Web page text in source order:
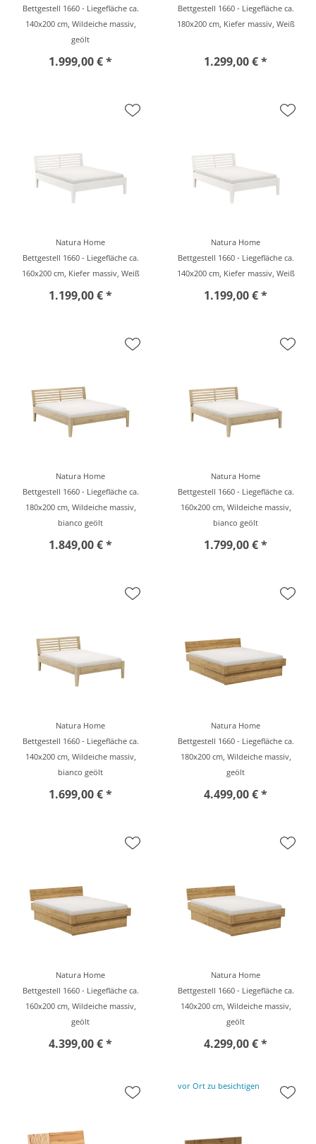
Bettgestell 1660 - Liegefläche ca.
140x200 cm, Wildeiche massiv,
geölt
1.999,00 € *
Bettgestell 1660 - Liegefläche ca.
180x200 cm, Kiefer massiv, Weiß
1.299,00 € *
Natura Home
Bettgestell 1660 - Liegefläche ca.
160x200 cm, Kiefer massiv, Weiß
1.199,00 € *
Natura Home
Bettgestell 1660 - Liegefläche ca.
140x200 cm, Kiefer massiv, Weiß
1.199,00 € *
Natura Home
Bettgestell 1660 - Liegefläche ca.
180x200 cm, Wildeiche massiv,
bianco geölt
1.849,00 € *
Natura Home
Bettgestell 1660 - Liegefläche ca.
160x200 cm, Wildeiche massiv,
bianco geölt
1.799,00 € *
Natura Home
Bettgestell 1660 - Liegefläche ca.
140x200 cm, Wildeiche massiv,
bianco geölt
1.699,00 € *
Natura Home
Bettgestell 1660 - Liegefläche ca.
180x200 cm, Wildeiche massiv,
geölt
4.499,00 € *
Natura Home
Bettgestell 1660 - Liegefläche ca.
160x200 cm, Wildeiche massiv,
geölt
4.399,00 € *
Natura Home
Bettgestell 1660 - Liegefläche ca.
140x200 cm, Wildeiche massiv,
geölt
4.299,00 € *
vor Ort zu besichtigen